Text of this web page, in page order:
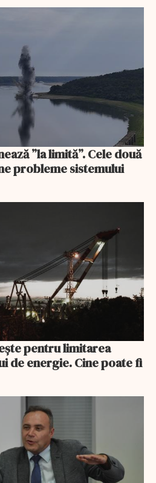
”la limită”. Cele două
probleme sistemului
pentru limitarea
de energie. Cine poate fi